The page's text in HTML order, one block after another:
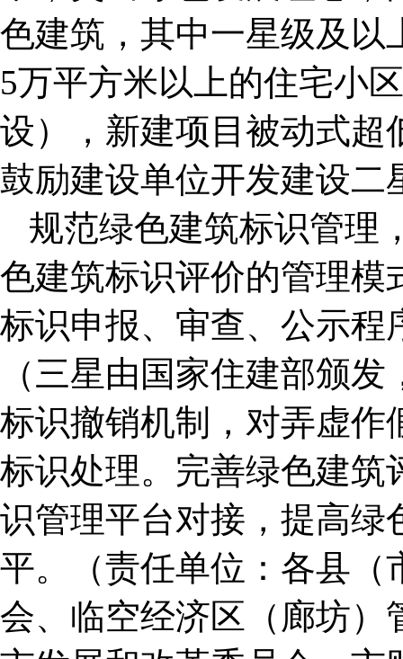
色建筑，其中一星级及以
5万平方米以上的住宅小
设），新建项目被动式超
鼓励建设单位开发建设二
规范绿色建筑标识管理
色建筑标识评价的管理模
标识申报、审查、公示程
（三星由国家住建部颁
标识撤销机制，对弄虚作
标识处理。完善绿色建筑
识管理平台对接，提高绿
平。（责任单位：各县（
会、临空经济区（廊坊）